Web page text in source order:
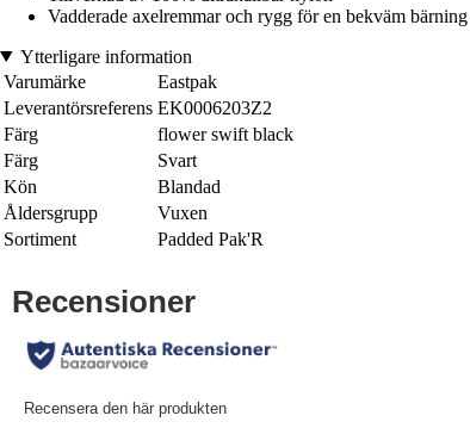
Vadderade axelremmar och rygg för en bekväm
Ytterligare information
Varumärke
Eastpak
Leverantörsreferens EK0006203Z2
Färg
flower swift black
Färg
Svart
Kön
Blandad
Åldersgrupp
Vuxen
Sortiment
Padded Pak'R